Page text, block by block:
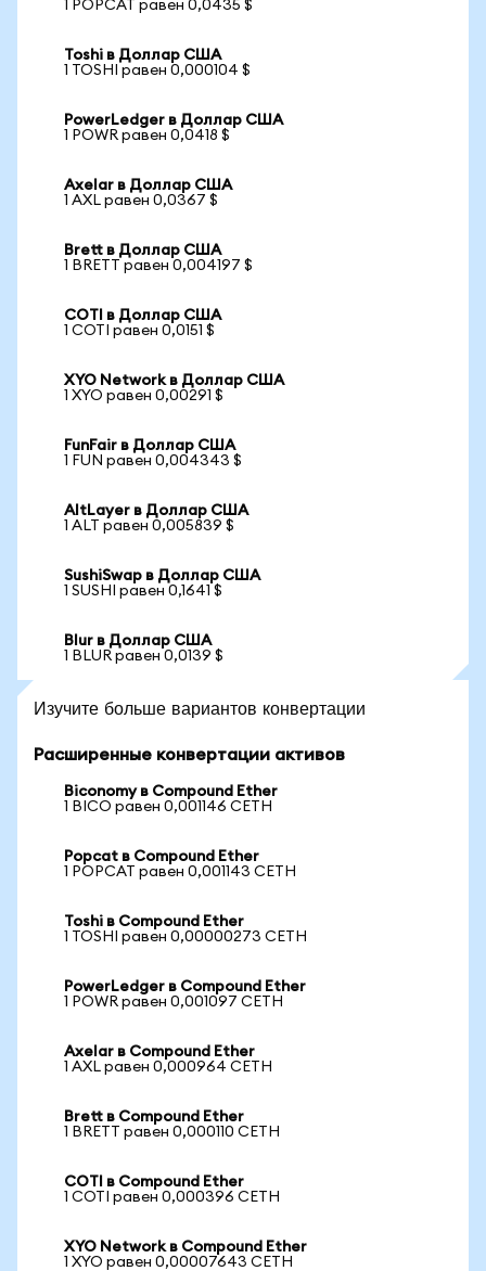
1 POPCAT равен 0,0435 $
Toshi в Доллар США
1 TOSHI равен 0,000104 $
PowerLedger в Доллар США
1 POWR равен 0,0418 $
Axelar в Доллар США
1 AXL равен 0,0367 $
Brett в Доллар США
1 BRETT равен 0,004197 $
COTI в Доллар США
1 COTI равен 0,0151 $
XYO Network в Доллар США
1 XYO равен 0,00291 $
FunFair в Доллар США
1 FUN равен 0,004343 $
AltLayer в Доллар США
1 ALT равен 0,005839 $
SushiSwap в Доллар США
1 SUSHI равен 0,1641 $
Blur в Доллар США
1 BLUR равен 0,0139 $
Изучите больше вариантов конвертации
Расширенные конвертации активов
Biconomy в Compound Ether
1 BICO равен 0,001146 CETH
Popcat в Compound Ether
1 POPCAT равен 0,001143 CETH
Toshi в Compound Ether
1 TOSHI равен 0,00000273 CETH
PowerLedger в Compound Ether
1 POWR равен 0,001097 CETH
Axelar в Compound Ether
1 AXL равен 0,000964 CETH
Brett в Compound Ether
1 BRETT равен 0,000110 CETH
COTI в Compound Ether
1 COTI равен 0,000396 CETH
XYO Network в Compound Ether
1 XYO равен 0,00007643 CETH